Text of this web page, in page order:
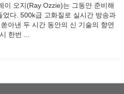
이 오지(Ray Ozzie)는 그동안 준비해
다. 500k급 고화질로 실시간 방송과
아낸 두 시간 동안의 신 기술의 향연
한번 ...